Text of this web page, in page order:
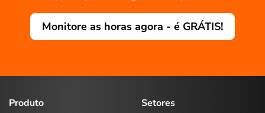
Monitore as horas agora - é GRÁTIS!
Produto
Setores